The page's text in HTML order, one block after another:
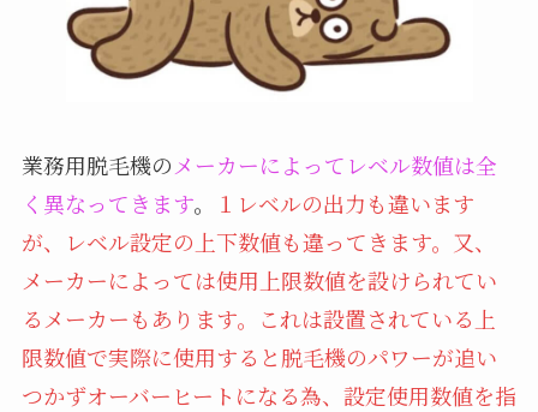
業務用脱毛機のメーカーによってレベル数値は全
く異なってきます。
１レベルの出力も違います
が、レベル設定の上下数値も違ってきます。又、
メーカーによっては使用上限数値を設けられてい
るメーカーもあります。これは設置されている上
限数値で実際に使用すると脱毛機のパワーが追い
つかずオーバーヒートになる為、設定使用数値を指